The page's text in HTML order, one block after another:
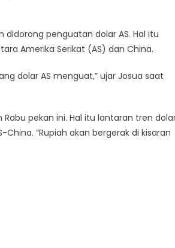
didorong penguatan dolar AS. Hal itu
Amerika Serikat (AS) dan China.
dolar AS menguat,” ujar Josua saat
pekan ini. Hal itu lantaran tren
“Rupiah akan bergerak di kisaran